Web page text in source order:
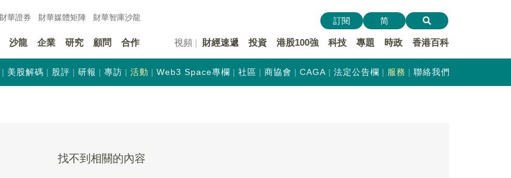
財華證券 財華媒體矩陣 財華智庫沙龍
沙龍 企業 研究 顧問 合作 視頻 財經速遞 投資 港股100強 科技 專題 時政 香港百科
訂閱 简
美股解碼 股評 研報 專訪 活動 Web3 Space專欄 社區 商協會 CAGA 法定公告欄 服務 聯絡我們
找不到相關的內容